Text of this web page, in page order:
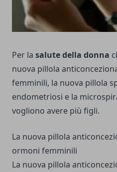
Per la salute della donna
nuova pillola
femminili, la nuova pillola
endometriosi e la
vogliono avere più figli.
La nuova pillola
ormoni femminili
La nuova pillola